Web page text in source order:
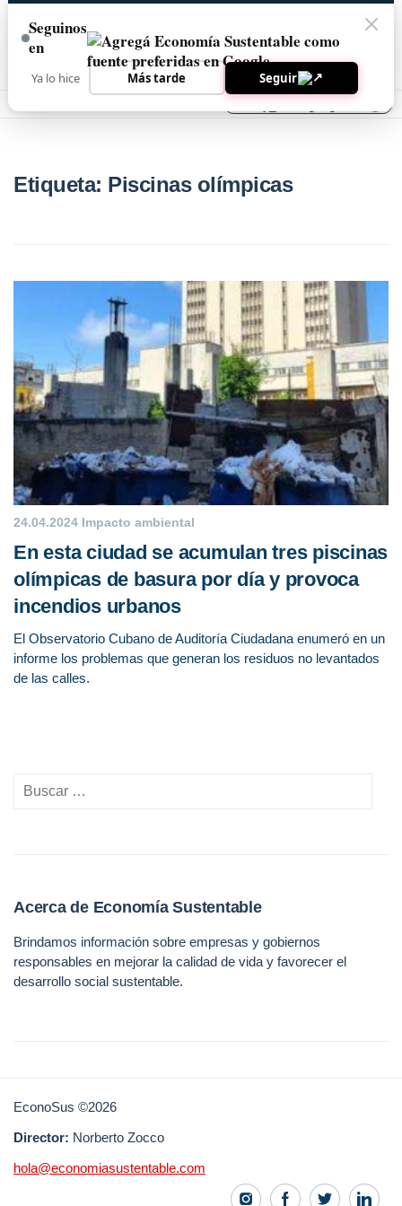
Etiqueta: Piscinas olímpicas
24.04.2024 Impacto ambiental
En esta ciudad se acumulan tres piscinas
olímpicas de basura por día y provoca
incendios urbanos
El Observatorio Cubano de Auditoría Ciudadana enumeró en un
informe los problemas que generan los residuos no levantados
de las calles.
Acerca de Economía Sustentable
Brindamos información sobre empresas y gobiernos
responsables en mejorar la calidad de vida y favorecer el
desarrollo social sustentable.
EconoSus ©2026
Director: Norberto Zocco
hola@economiasustentable.com
Seguinos
en
Ya lo hice Más tarde Seguir